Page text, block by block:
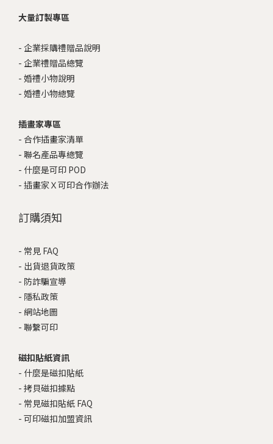
大量訂製專區
- 企業採購禮贈品說明
- 企業禮贈品總覽
- 婚禮小物說明
- 婚禮小物總覽
插畫家專區
- 合作插畫家清單
- 聯名產品專總覽
- 什麼是可印 POD
- 插畫家Ｘ可印合作辦法
訂購須知
- 常見 FAQ
- 出貨退貨政策
- 防詐騙宣導
- 隱私政策
- 網站地圖
- 聯繫可印
磁扣貼紙資訊
- 什麼是磁扣貼紙
- 拷貝磁扣據點
- 常見磁扣貼紙 FAQ
- 可印磁扣加盟資訊